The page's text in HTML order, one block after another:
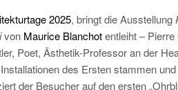
2025, bringt die Ausstellung
von Maurice Blanchotentleiht –
Poet, Ästhetik-Professor an der
des Ersten stammen
der Besucher auf den ersten